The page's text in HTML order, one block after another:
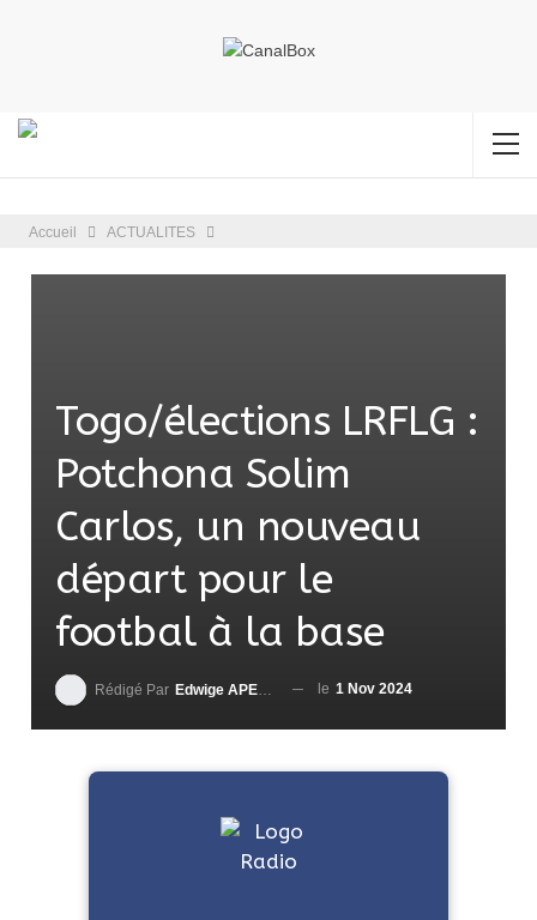
Accueil ACTUALITES
Togo/élections LRFLG :
Potchona Solim
Carlos, un nouveau
départ pour le
footbal à la base
Rédigé Par Edwige APEDO le 1 Nov 2024